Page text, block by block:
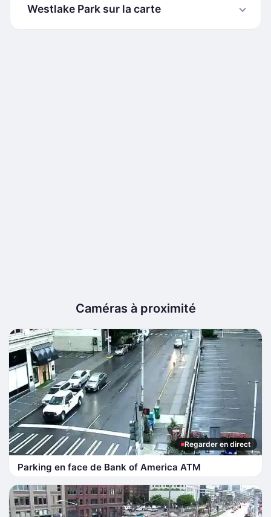
Westlake Park sur la carte
Caméras à proximité
Regarder en direct
Parking en face de Bank of America ATM